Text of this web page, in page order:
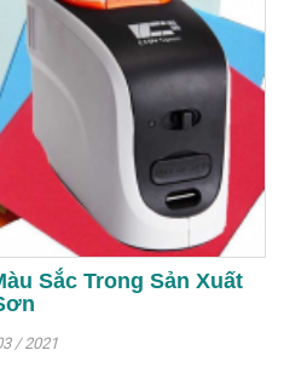
Sắc Trong Sản Xuất
/ 2021